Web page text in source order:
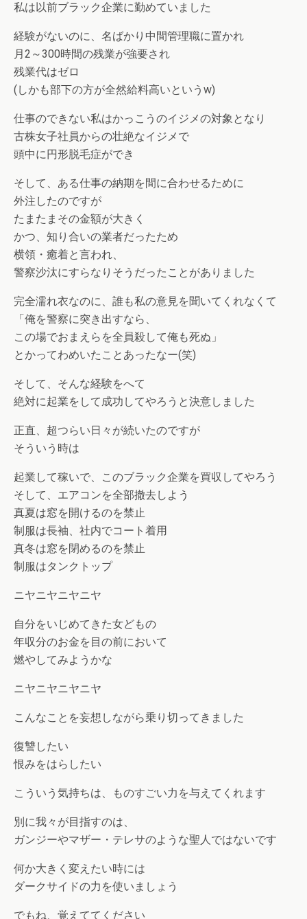
私は以前ブラック企業に勤めていました
経験がないのに、名ばかり中間管理職に置かれ
月2～300時間の残業が強要され
残業代はゼロ
(しかも部下の方が全然給料高いというw)
仕事のできない私はかっこうのイジメの対象となり
古株女子社員からの壮絶なイジメで
頭中に円形脱毛症ができ
そして、ある仕事の納期を間に合わせるために
外注したのですが
たまたまその金額が大きく
かつ、知り合いの業者だったため
横領・癒着と言われ、
警察沙汰にすらなりそうだったことがありました
完全濡れ衣なのに、誰も私の意見を聞いてくれなくて
「俺を警察に突き出すなら、
この場でおまえらを全員殺して俺も死ぬ」
とかってわめいたことあったなー(笑)
そして、そんな経験をへて
絶対に起業をして成功してやろうと決意しました
正直、超つらい日々が続いたのですが
そういう時は
起業して稼いで、このブラック企業を買収してやろう
そして、エアコンを全部撤去しよう
真夏は窓を開けるのを禁止
制服は長袖、社内でコート着用
真冬は窓を閉めるのを禁止
制服はタンクトップ
ニヤニヤニヤニヤ
自分をいじめてきた女どもの
年収分のお金を目の前において
燃やしてみようかな
ニヤニヤニヤニヤ
こんなことを妄想しながら乗り切ってきました
復讐したい
恨みをはらしたい
こういう気持ちは、ものすごい力を与えてくれます
別に我々が目指すのは、
ガンジーやマザー・テレサのような聖人ではないです
何か大きく変えたい時には
ダークサイドの力を使いましょう
でもね、覚えててください